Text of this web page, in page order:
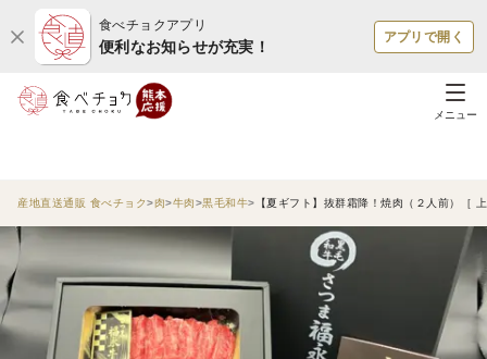
食べチョクアプリ
便利なお知らせが充実！
アプリで開く
メニュー
産地直送通販 食べチョク 肉 牛肉 黒毛和牛 【夏ギフト】抜群霜降！焼肉（２人前）［